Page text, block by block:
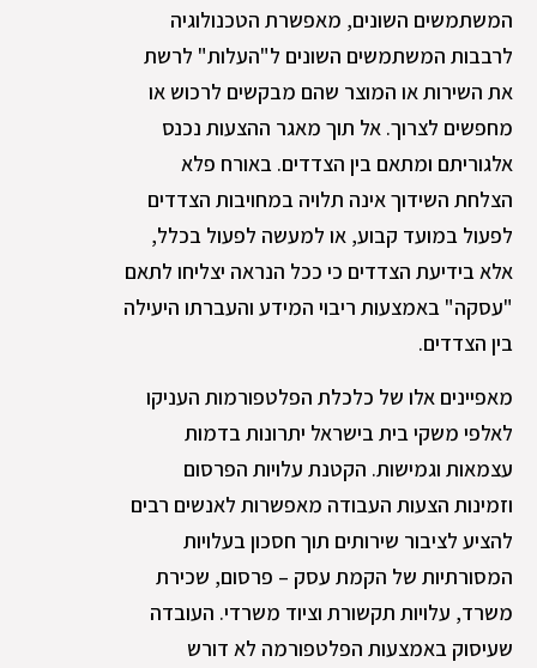
המשתמשים השונים, מאפשרת הטכנולוגיה
לרבבות המשתמשים השונים ל"העלות" לרשת
את השירות או המוצר שהם מבקשים לרכוש או
מחפשים לצרוך. אל תוך מאגר ההצעות נכנס
אלגוריתם ומתאם בין הצדדים. באורח פלא
הצלחת השידוך אינה תלויה במחויבות הצדדים
לפעול במועד קבוע, או למעשה לפעול בכלל,
אלא בידיעת הצדדים כי ככל הנראה יצליחו לתאם
"עסקה" באמצעות ריבוי המידע והעברתו היעילה
בין הצדדים.
מאפיינים אלו של כלכלת הפלטפורמות העניקו
לאלפי משקי בית בישראל יתרונות בדמות
עצמאות וגמישות. הקטנת עלויות הפרסום
וזמינות הצעות העבודה מאפשרות לאנשים רבים
להציע לציבור שירותים תוך חסכון בעלויות
המסורתיות של הקמת עסק – פרסום, שכירת
משרד, עלויות תקשורת וציוד משרדי. העובדה
שעיסוק באמצעות הפלטפורמה לא דורש